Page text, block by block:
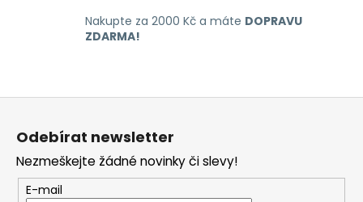
k
p
Nakupte za 2000 Kč a máte DOPRAVU
ZDARMA!
Z
Odebírat newsletter
Nezmeškejte žádné novinky či slevy!
E-mail